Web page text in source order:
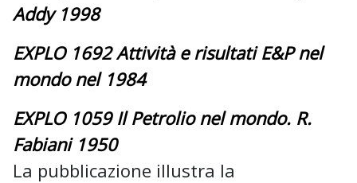
Addy 1998
EXPLO 1692 Attività e risultati E&P nel
mondo nel 1984
EXPLO 1059 Il Petrolio nel mondo. R.
Fabiani 1950
La pubblicazione illustra la